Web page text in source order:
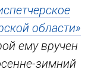
области»
ему вручен
зимний